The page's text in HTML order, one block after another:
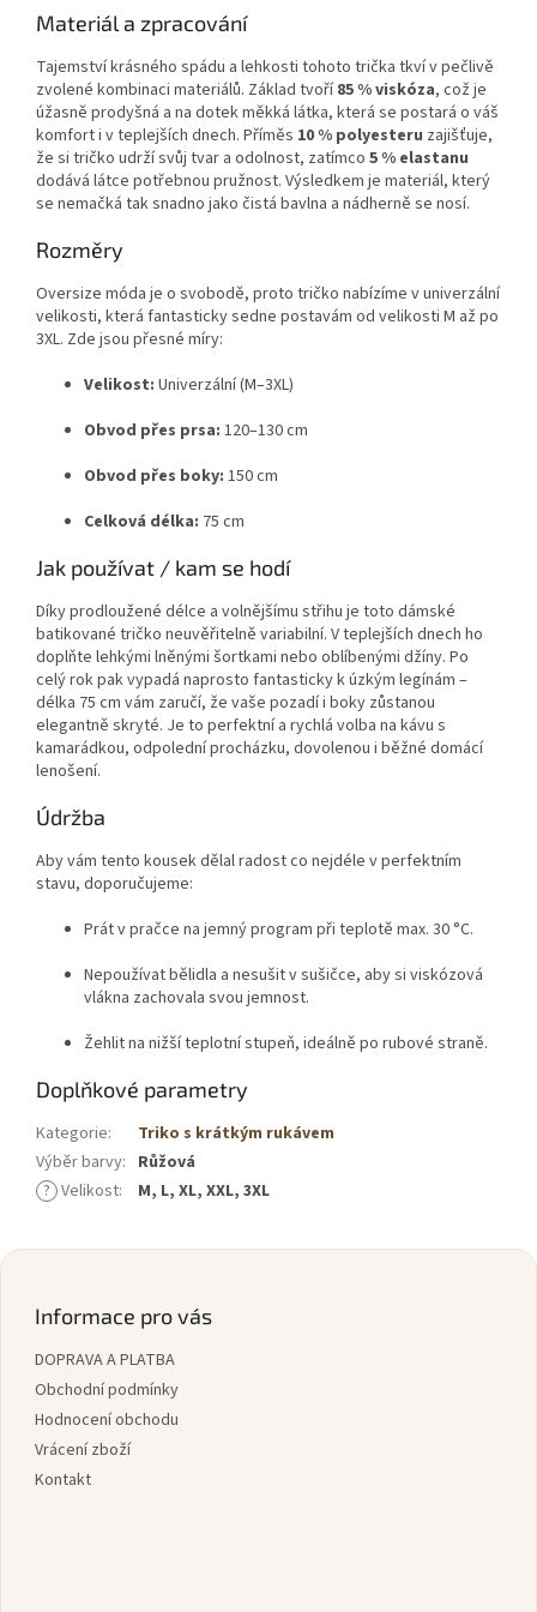
Materiál a zpracování
Tajemství krásného spádu a lehkosti tohoto trička tkví v pečlivě
zvolené kombinaci materiálů. Základ tvoří85 % viskóza, což je
úžasně prodyšná a na dotek měkká látka, která se postará o váš
komfort i v teplejších dnech. Příměs 10 % polyesteru zajišťuje,
že si tričko udrží svůj tvar a odolnost, zatímco 5 % elastanu
dodává látce potřebnou pružnost. Výsledkem je materiál, který
se nemačká tak snadno jako čistá bavlna a nádherně se nosí.
Rozměry
Oversize móda je o svobodě, proto tričko nabízíme v univerzální
velikosti, která fantasticky sedne postavám od velikosti M až po
3XL. Zde jsou přesné míry:
Velikost: Univerzální (M–3XL)
Obvod přes prsa: 120–130 cm
Obvod přes boky: 150 cm
Celková délka: 75 cm
Jak používat / kam se hodí
Díky prodloužené délce a volnějšímu střihu je toto dámské
batikované tričko neuvěřitelně variabilní. V teplejších dnech ho
doplňte lehkými lněnými šortkami nebo oblíbenými džíny. Po
celý rok pak vypadá naprosto fantasticky k úzkým legínám –
délka 75 cm vám zaručí, že vaše pozadí i boky zůstanou
elegantně skryté. Je to perfektní a rychlá volba na kávu s
kamarádkou, odpolední procházku, dovolenou i běžné domácí
lenošení.
Údržba
Aby vám tento kousek dělal radost co nejdéle v perfektním
stavu, doporučujeme:
Prát v pračce na jemný program při teplotě max. 30 °C.
Nepoužívat bělidla a nesušit v sušičce, aby si viskózová
vlákna zachovala svou jemnost.
Žehlit na nižší teplotní stupeň, ideálně po rubové straně.
Doplňkové parametry
Kategorie:
Triko s krátkým rukávem
Výběr barvy: Růžová
? Velikost: M, L, XL, XXL, 3XL
Z
Informace pro vás
DOPRAVA A PLATBA
Obchodní podmínky
Hodnocení obchodu
Vrácení zboží
Kontakt